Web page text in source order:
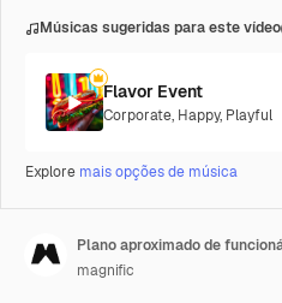
Músicas sugeridas para este vídeo
Flavor Event
Corporate, Happy, Playful
Explore mais opções de música
magnific